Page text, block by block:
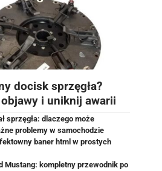
docisk sprzęgła?
i uniknij awarii
sprzęgła: dlaczego może
problemy w samochodzie
baner html w prostych
Mustang: kompletny przewodnik po